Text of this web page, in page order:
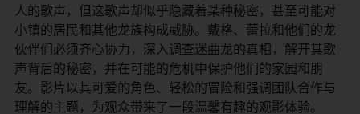
人的歌声，但这歌声却似乎隐藏着某种秘密，甚至可能对
小镇的居民和其他龙族构成威胁。戴格、蕾拉和他们的龙
伙伴们必须齐心协力，深入调查迷曲龙的真相，解开其歌
声背后的秘密，并在可能的危机中保护他们的家园和朋
友。影片以其可爱的角色、轻松的冒险和强调团队合作与
理解的主题，为观众带来了一段温馨有趣的观影体验。